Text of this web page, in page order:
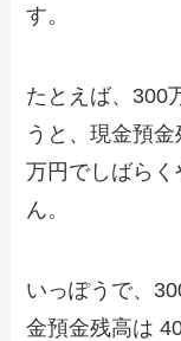
す。
たとえば、300
うと、現金預
万円でしばら
ん。
いっぽうで、
金預金残高は